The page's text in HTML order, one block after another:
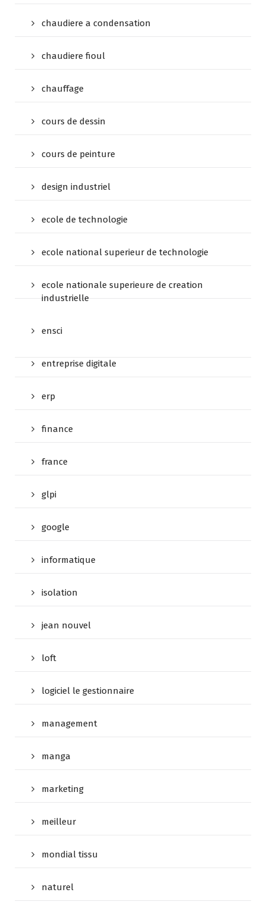
chaudiere a condensation
chaudiere fioul
chauffage
cours de dessin
cours de peinture
design industriel
ecole de technologie
ecole national superieur de technologie
ecole nationale superieure de creation
industrielle
ensci
entreprise digitale
erp
finance
france
glpi
google
informatique
isolation
jean nouvel
loft
logiciel le gestionnaire
management
manga
marketing
meilleur
mondial tissu
naturel